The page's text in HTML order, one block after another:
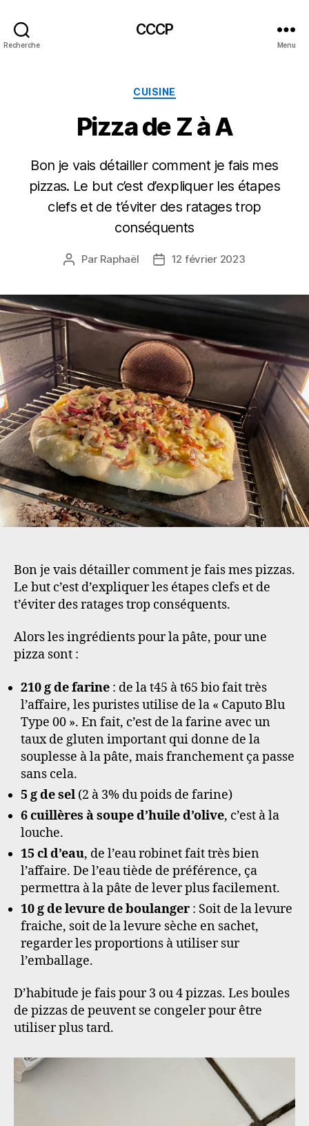
Recherche
CCCP
Menu
Catégories
CUISINE
Pizza de Z à A
Bon je vais détailler comment je fais mes
pizzas. Le but c’est d’expliquer les étapes
clefs et de t’éviter des ratages trop
conséquents
Auteur
Par Raphaël
Date12 février 2023
Bon je vais détailler comment je fais mes pizzas.
Le but c’est d’expliquer les étapes clefs et de
t’éviter des ratages trop conséquents.
Alors les ingrédients pour la pâte, pour une
pizza sont :
210 g de farine : de la t45 à t65 bio fait très
l’affaire, les puristes utilise de la « Caputo Blu
Type 00 ». En fait, c’est de la farine avec un
taux de gluten important qui donne de la
souplesse à la pâte, mais franchement ça passe
sans cela.
5 g de sel (2 à 3% du poids de farine)
6 cuillères à soupe d’huile d’olive, c’est à la
louche.
15 cl d’eau, de l’eau robinet fait très bien
l’affaire. De l’eau tiède de préférence, ça
permettra à la pâte de lever plus facilement.
10 g de levure de boulanger : Soit de la levure
fraiche, soit de la levure sèche en sachet,
regarder les proportions à utiliser sur
l’emballage.
D’habitude je fais pour 3 ou 4 pizzas. Les boules
de pizzas de peuvent se congeler pour être
utiliser plus tard.